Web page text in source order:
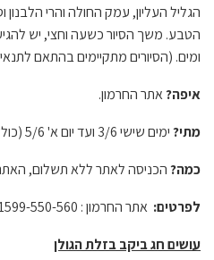
הגליל העליון, עמק החולה והרי
ומים. (הסיורים מתקיימים בהתאם לתנאי
איפה?אתר החרמון.
מתי?ימים שישי 3/6 ועד יום א' 5/6 (כולל. בשעות: 11:00 , 13:00.
כמה?הכניסה לאתר ללא תשלום, האתר פתוח בין השעות 8:00 –
לפרטים: אתר החרמון : 1599-550-560
עושים חג ביקב בזלת הגולן